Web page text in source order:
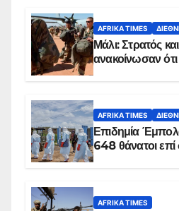
AFRIKA TIMES
Μάλι: Στρατός
ανακοίνωσαν
AFRIKA TIMES
Επιδημία
648 θάνατοι
AFRIKA TIMES